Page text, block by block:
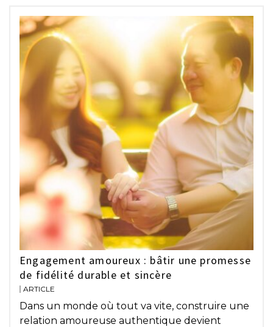
Engagement amoureux : bâtir une promesse
de fidélité durable et sincère
ARTICLE
Dans un monde où tout va vite, construire une
relation amoureuse authentique devient